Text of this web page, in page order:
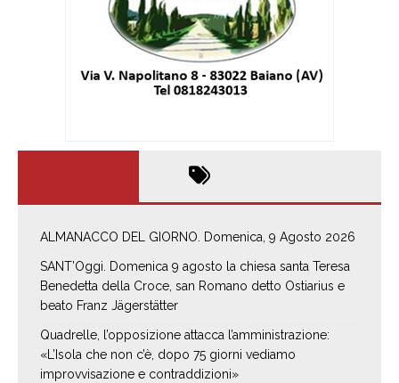
ALMANACCO DEL GIORNO. Domenica, 9 Agosto 2026
SANT’Oggi. Domenica 9 agosto la chiesa santa Teresa
Benedetta della Croce, san Romano detto Ostiarius e
beato Franz Jägerstätter
Quadrelle, l’opposizione attacca l’amministrazione:
«L’Isola che non c’è, dopo 75 giorni vediamo
improvvisazione e contraddizioni»